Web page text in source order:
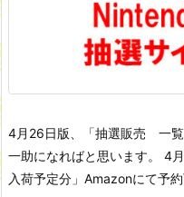
4月26日版、「抽選販売 一
一助になればと思います。
4
入荷予定分」Amazonにて予